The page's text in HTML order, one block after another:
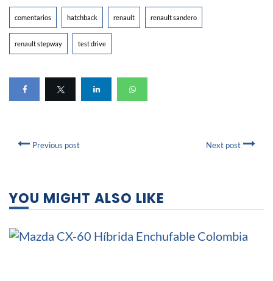
comentarios hatchback renault renault sandero
renault stepway test drive
Previous post Next post
YOU MIGHT ALSO LIKE